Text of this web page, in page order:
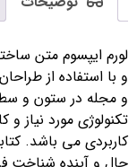
لورم ایپسوم متن
و با استفاده از
و مجله در ستون و
تکنولوژی مورد نیاز و
کاربردی می باشد.